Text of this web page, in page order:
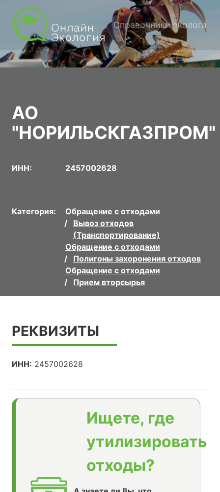
Справочники эколога
АО
"НОРИЛЬСКГАЗПРОМ"
ИНН: 2457002628
Категория:
Обращение с отходами
Вывоз отходов
(Транспортирование)
Обращение с отходами
Полигоны захоронения отходов
Обращение с отходами
Прием вторсырья
РЕКВИЗИТЫ
ИНН: 2457002628
Ищете, где
утилизировать
отходы?